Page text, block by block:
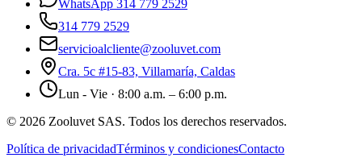
WhatsApp 314 779 2529
314 779 2529
servicioalcliente@zooluvet.com
Cra. 5c #15-83, Villamaría, Caldas
Lun - Vie · 8:00 a.m. – 6:00 p.m.
© 2026 Zooluvet SAS. Todos los derechos reservados.
Política de privacidadTérminos y condicionesContacto